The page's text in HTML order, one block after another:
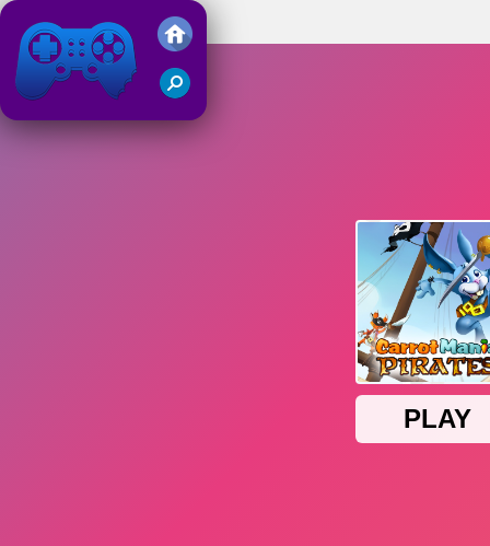
Juegos Friv 2019
Carrot Mania